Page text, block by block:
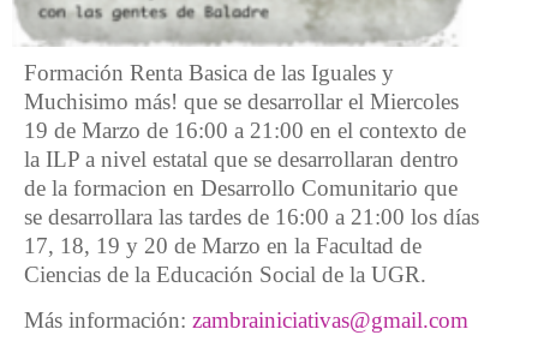
Formación Renta Basica de las Iguales y
Muchisimo más! que se desarrollar el Miercoles
19 de Marzo de 16:00 a 21:00 en el contexto de
la ILP a nivel estatal que se desarrollaran dentro
de la formacion en Desarrollo Comunitario que
se desarrollara las tardes de 16:00 a 21:00 los días
17, 18, 19 y 20 de Marzo en la Facultad de
Ciencias de la Educación Social de la UGR.
Más información: zambrainiciativas@gmail.com